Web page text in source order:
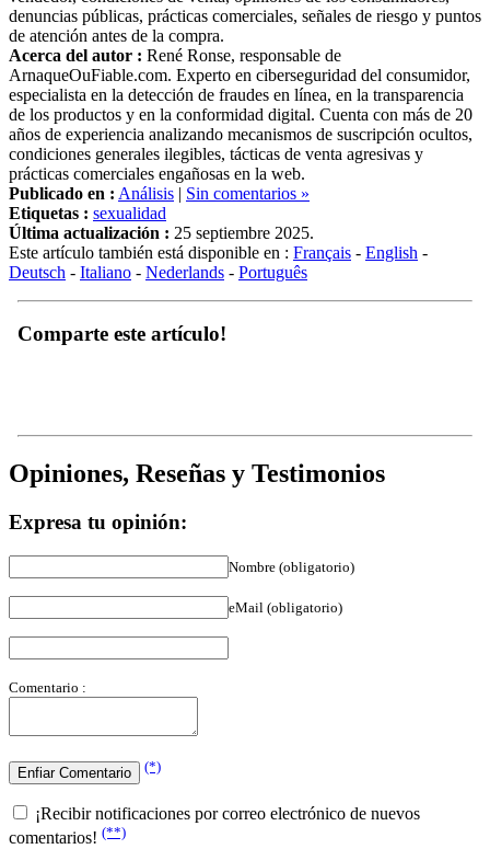
denuncias públicas, prácticas comerciales, señales de riesgo y puntos
de atención antes de la compra.
Acerca del autor : René Ronse, responsable de
ArnaqueOuFiable.com. Experto en ciberseguridad del consumidor,
especialista en la detección de fraudes en línea, en la transparencia
de los productos y en la conformidad digital. Cuenta con más de 20
años de experiencia analizando mecanismos de suscripción ocultos,
condiciones generales ilegibles, tácticas de venta agresivas y
prácticas comerciales engañosas en la web.
Publicado en : Análisis | Sin comentarios »
Etiquetas : sexualidad
Última actualización : 25 septiembre 2025.
Este artículo también está disponible en : Français - English -
Deutsch - Italiano - Nederlands - Português
Comparte este artículo!
Opiniones, Reseñas y Testimonios
Expresa tu opinión:
Nombre (obligatorio)
eMail (obligatorio)
Comentario :
(*)
¡Recibir notificaciones por correo electrónico de nuevos
comentarios! (**)